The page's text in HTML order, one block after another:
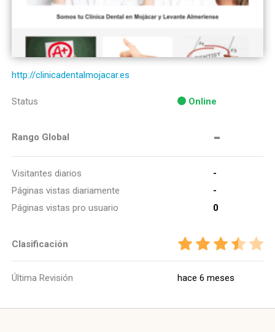
http://clinicadentalmojacar.es
Status Online
Rango Global -
Visitantes diarios
-
Páginas vistas diariamente
-
Páginas vistas pro usuario
0
Clasificación
Última Revisión hace 6 meses